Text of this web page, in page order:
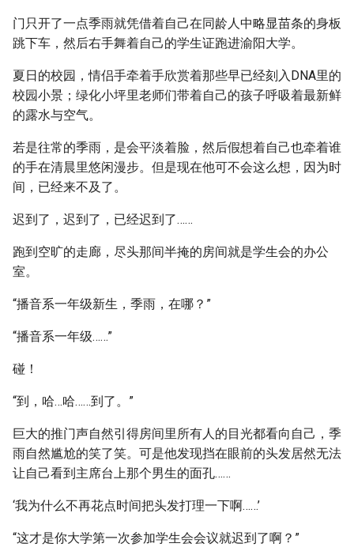
门只开了一点季雨就凭借着自己在同龄人中略显苗条的身板
跳下车，然后右手舞着自己的学生证跑进渝阳大学。
夏日的校园，情侣手牵着手欣赏着那些早已经刻入DNA里的
校园小景；绿化小坪里老师们带着自己的孩子呼吸着最新鲜
的露水与空气。
若是往常的季雨，是会平淡着脸，然后假想着自己也牵着谁
的手在清晨里悠闲漫步。但是现在他可不会这么想，因为时
间，已经来不及了。
迟到了，迟到了，已经迟到了……
跑到空旷的走廊，尽头那间半掩的房间就是学生会的办公
室。
“播音系一年级新生，季雨，在哪？”
“播音系一年级……”
碰！
“到，哈…哈……到了。”
巨大的推门声自然引得房间里所有人的目光都看向自己，季
雨自然尴尬的笑了笑。可是他发现挡在眼前的头发居然无法
让自己看到主席台上那个男生的面孔……
‘我为什么不再花点时间把头发打理一下啊……’
“这才是你大学第一次参加学生会会议就迟到了啊？”